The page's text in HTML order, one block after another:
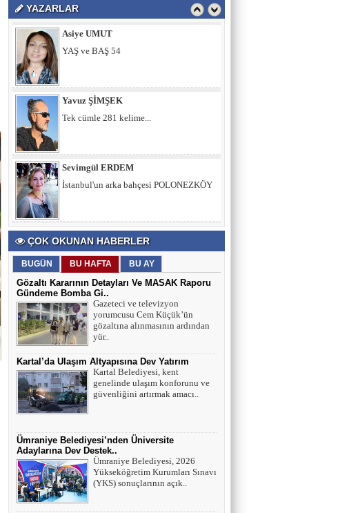
YAZARLAR
Yavuz ŞİMŞEK
Tek cümle 281 kelime...
Sevimgül ERDEM
İstanbul'un arka bahçesi POLONEZKÖY
Ömer ERDEM
Memura Çifte İkramiye, Emekliye Sabır
Z Kuşağını Anlamak
Adnan Can ATAMAN
Mutant virüsler tam aşılanmış kişileri tehdit
eder mi?
Asiye UMUT
YAŞ ve BAŞ 54
Yavuz ŞİMŞEK
Tek cümle 281 kelime...
ÇOK OKUNAN HABERLER
BUGÜN BU HAFTA BU AY
Gözaltı Kararının Detayları Ve MASAK Raporu
Gündeme Bomba Gi..
Gazeteci ve televizyon
yorumcusu Cem Küçük’ün
gözaltına alınmasının ardından
yür..
Kartal’da Ulaşım Altyapısına Dev Yatırım
Kartal Belediyesi, kent
genelinde ulaşım konforunu ve
güvenliğini artırmak amacı..
Ümraniye Belediyesi’nden Üniversite
Adaylarına Dev Destek..
Ümraniye Belediyesi, 2026
Yükseköğretim Kurumları Sınavı
(YKS) sonuçlarının açık..